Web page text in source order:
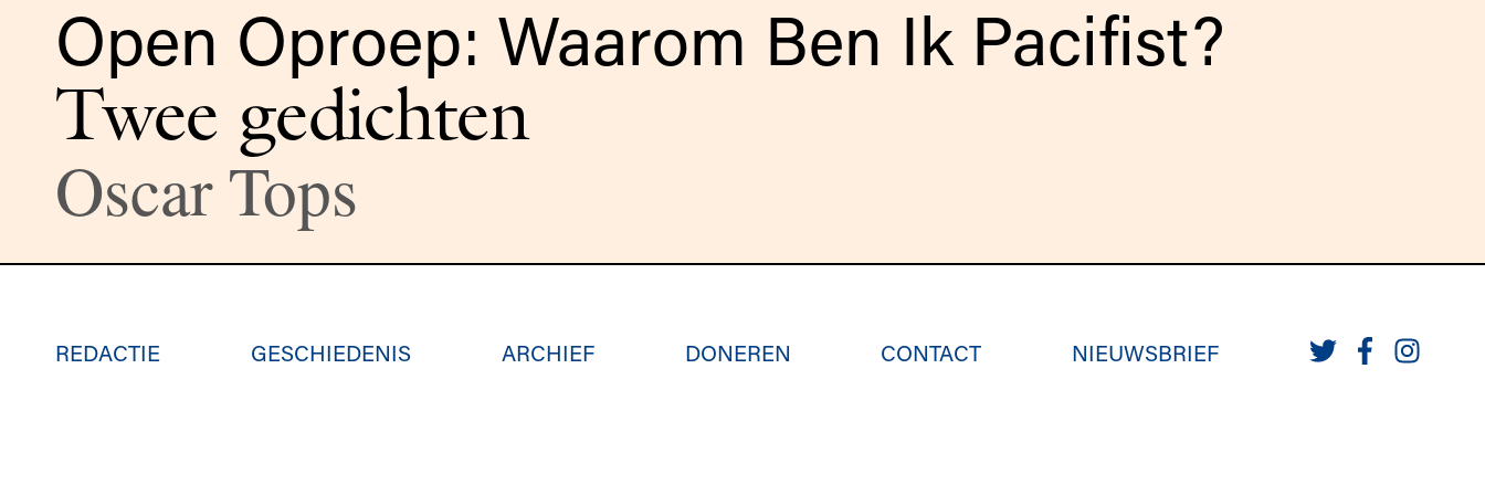
Open Oproep: Waarom Ben Ik Pacifist?
Twee gedichten
Oscar Tops
REDACTIE GESCHIEDENIS ARCHIEF DONEREN CONTACT NIEUWSBRIEF